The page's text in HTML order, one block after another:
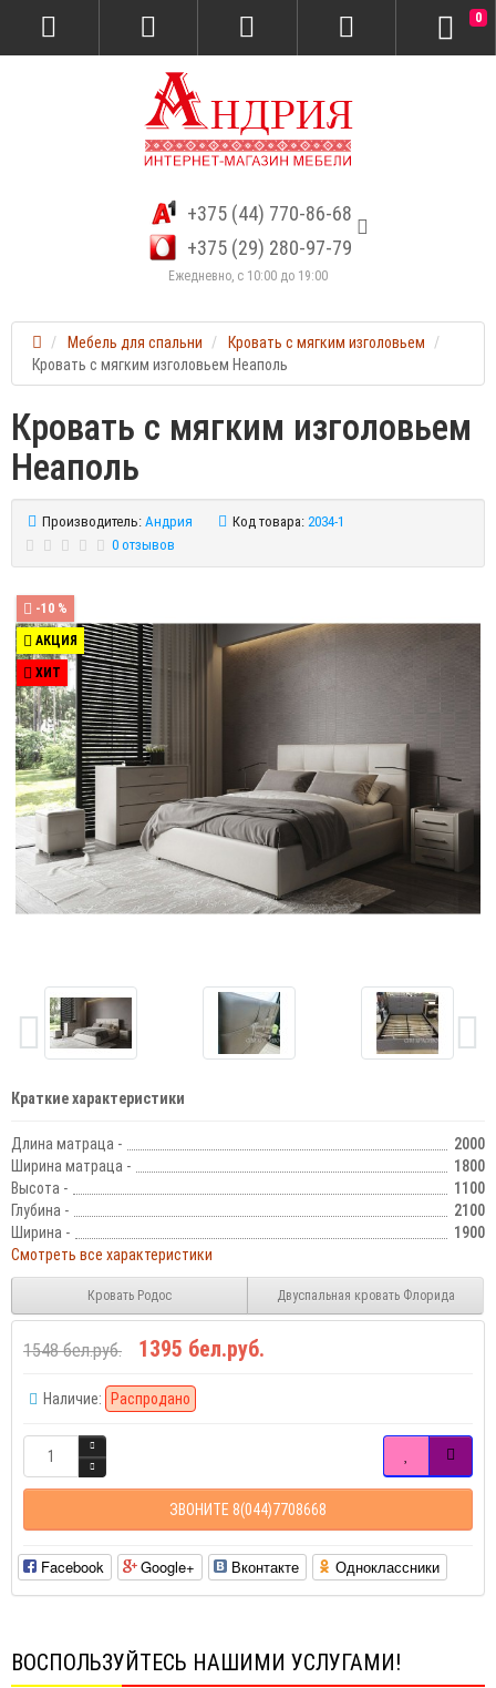
+375 (44) 770-86-68
+375 (29) 280-97-79
Ежедневно, с 10:00 до 19:00
0
Мебель для спальни
Кровать с мягким изголовьем
Кровать с мягким изголовьем Неаполь
Кровать с мягким изголовьем
Неаполь
Производитель: Андрия Код товара: 2034-1
0 отзывов
-10 %
АКЦИЯ
ХИТ
Краткие характеристики
Длина матраца -
2000
Ширина матраца -
1800
Высота -
1100
Глубина -
2100
Ширина -
1900
Смотреть все характеристики
Кровать Родос Двуспальная кровать Флорида
1548 бел.руб. 1395 бел.руб.
Наличие: Распродано
ЗВОНИТЕ 8(044)7708668
Facebook Google+ Вконтакте Одноклассники
ВОСПОЛЬЗУЙТЕСЬ НАШИМИ УСЛУГАМИ!